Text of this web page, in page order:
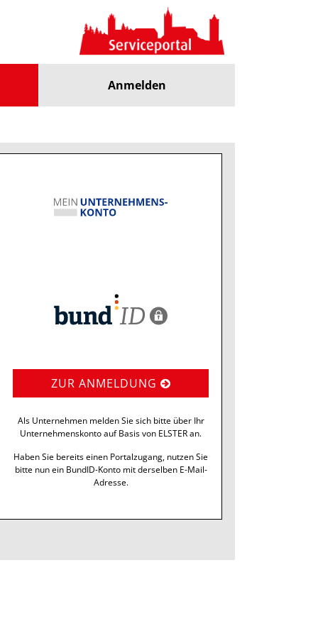
Anmelden
ZUR ANMELDUNG
Als Unternehmen melden Sie sich bitte über Ihr
Unternehmenskonto auf Basis von ELSTER an.
Haben Sie bereits einen Portalzugang, nutzen Sie
bitte nun ein BundID-Konto mit derselben E-Mail-
Adresse.